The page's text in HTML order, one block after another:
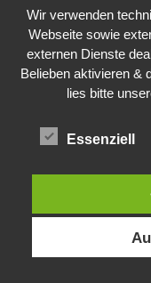
Wir verwenden
Webseite sowie
externen Dienste
Belieben aktivieren &
lies bitte
Essenziell